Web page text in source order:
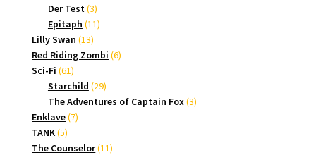
Der Test 33
Produkte
Epitaph 1111
Lilly Swan 1313
Produkte
Red Riding Zombi 66
Sci-Fi 6161
Produkte
Starchild 2929
Produkte
The Adventures of Captain Fox 33
Enklave 77
TANK 55
Produkte
The Counselor 1111